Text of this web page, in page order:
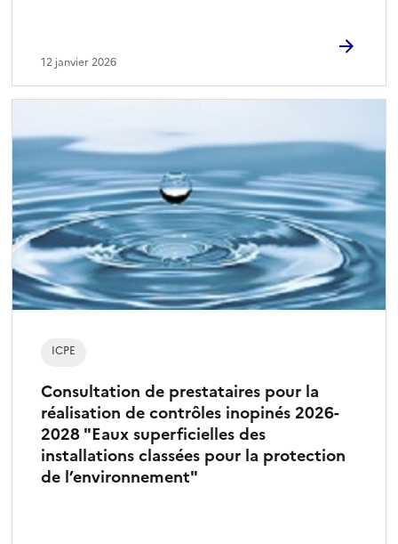
12 janvier 2026
Consultation de prestataires pour la
réalisation de contrôles inopinés 2026-
2028 "Eaux superficielles des
installations classées pour la protection
de l’environnement"
ICPE